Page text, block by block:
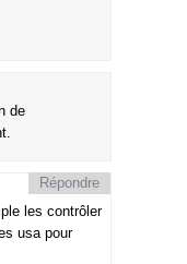
de
les contrôler
usa pour
Répondre